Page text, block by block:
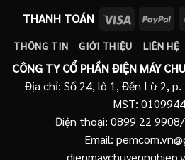
THANH TOÁN
THÔNG TIN GIỚI THIỆU LIÊN HỆ
CÔNG TY CỔ PHẦN ĐIỆN MÁY
Địa chỉ: Số 24, lô 1, Đền Lừ 2,
MST:
Điện thoại: 0899 22
Email: